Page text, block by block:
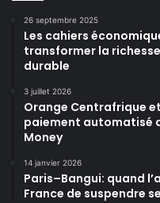
26 septembre 2025
Les cahiers
transformer la
durable
3 juillet 2026
Orange Centrafrique
paiement automatisé
Money
14 janvier 2026
Paris–Bangui: quand
France de suspendre